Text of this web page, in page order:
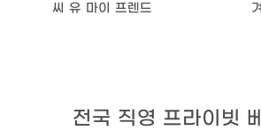
씨 유 마이 프렌드
전국 직영 프라이빗